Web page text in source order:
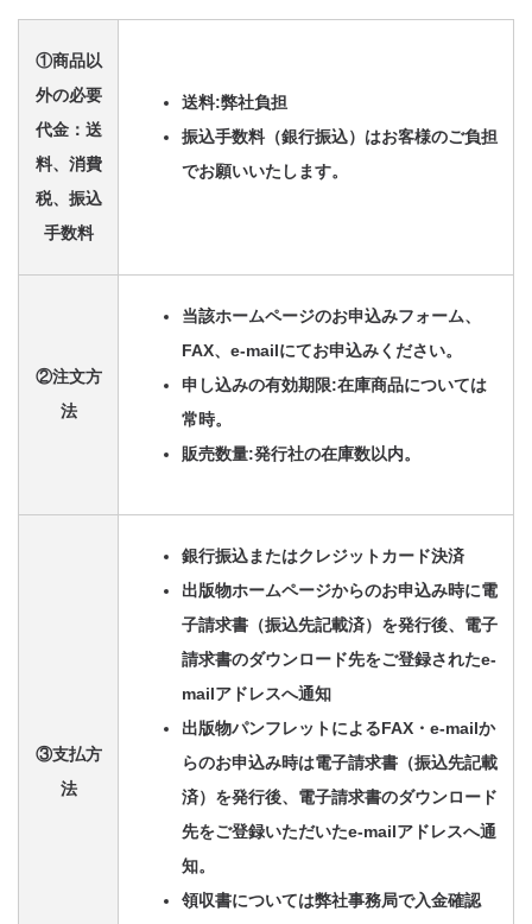
①商品以
外の必要
代金：送
料、消費
税、振込
手数料
送料:弊社負担
振込手数料（銀行振込）はお客様のご負担
でお願いいたします。
②注文方
法
当該ホームページのお申込みフォーム、
FAX、e-mailにてお申込みください。
申し込みの有効期限:在庫商品については
常時。
販売数量:発行社の在庫数以内。
③支払方
法
銀行振込またはクレジットカード決済
出版物ホームページからのお申込み時に電
子請求書（振込先記載済）を発行後、電子
請求書のダウンロード先をご登録されたe-
mailアドレスへ通知
出版物パンフレットによるFAX・e-mailか
らのお申込み時は電子請求書（振込先記載
済）を発行後、電子請求書のダウンロード
先をご登録いただいたe-mailアドレスへ通
知。
領収書については弊社事務局で入金確認